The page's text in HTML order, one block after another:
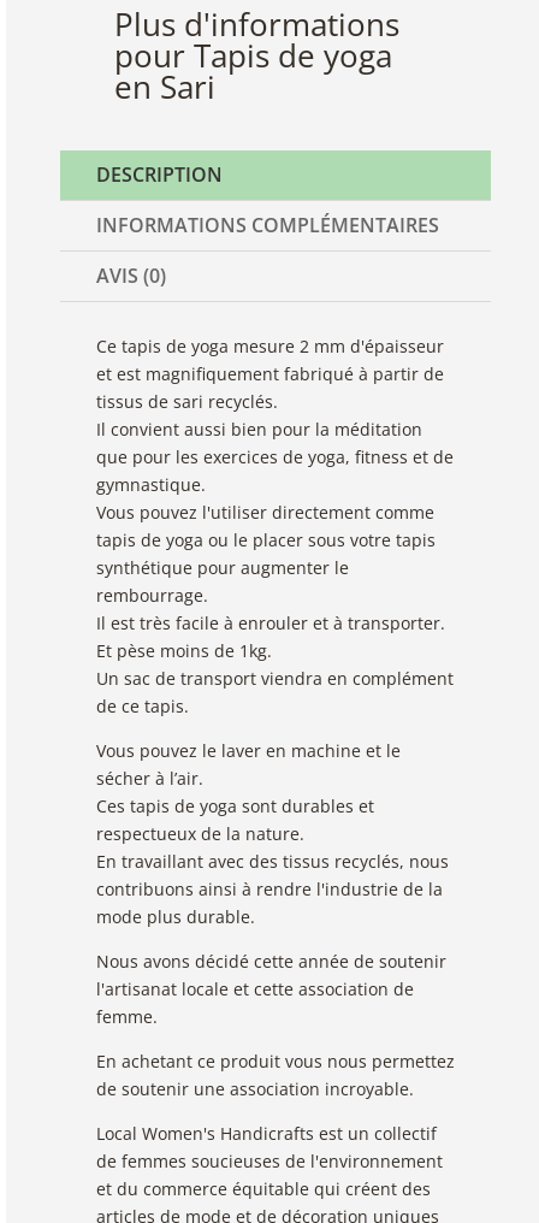
Plus d'informations
pour Tapis de yoga
en Sari
DESCRIPTION
INFORMATIONS COMPLÉMENTAIRES
AVIS (0)
Ce tapis de yoga mesure 2 mm d'épaisseur
et est magnifiquement fabriqué à partir de
tissus de sari recyclés.
Il convient aussi bien pour la méditation
que pour les exercices de yoga, fitness et de
gymnastique.
Vous pouvez l'utiliser directement comme
tapis de yoga ou le placer sous votre tapis
synthétique pour augmenter le
rembourrage.
Il est très facile à enrouler et à transporter.
Et pèse moins de 1kg.
Un sac de transport viendra en complément
de ce tapis.
Vous pouvez le laver en machine et le
sécher à l’air.
Ces tapis de yoga sont durables et
respectueux de la nature.
En travaillant avec des tissus recyclés, nous
contribuons ainsi à rendre l'industrie de la
mode plus durable.
Nous avons décidé cette année de soutenir
l'artisanat locale et cette association de
femme.
En achetant ce produit vous nous permettez
de soutenir une association incroyable.
Local Women's Handicrafts est un collectif
de femmes soucieuses de l'environnement
et du commerce équitable qui créent des
articles de mode et de décoration uniques